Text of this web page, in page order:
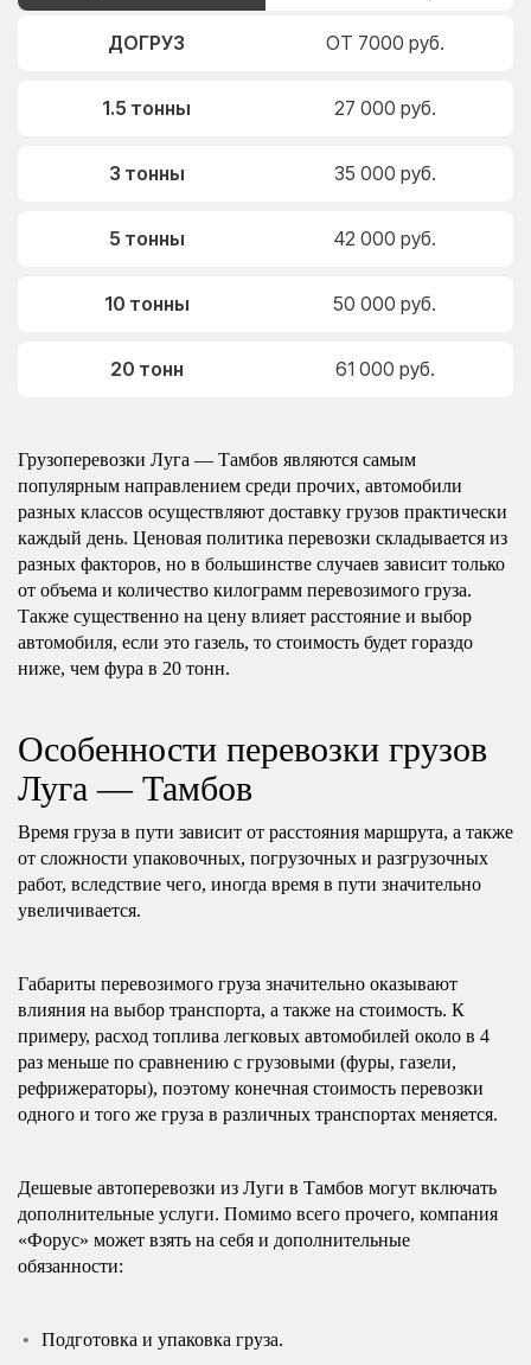
ДОГРУЗ ОТ 7000 руб.
1.5 тонны 27 000 руб.
3 тонны 35 000 руб.
5 тонны 42 000 руб.
10 тонны 50 000 руб.
20 тонн 61 000 руб.
Грузоперевозки Луга — Тамбов являются самым
популярным направлением среди прочих, автомобили
разных классов осуществляют доставку грузов практически
каждый день. Ценовая политика перевозки складывается из
разных факторов, но в большинстве случаев зависит только
от объема и количество килограмм перевозимого груза.
Также существенно на цену влияет расстояние и выбор
автомобиля, если это газель, то стоимость будет гораздо
ниже, чем фура в 20 тонн.
Особенности перевозки грузов
Луга — Тамбов
Время груза в пути зависит от расстояния маршрута, а также
от сложности упаковочных, погрузочных и разгрузочных
работ, вследствие чего, иногда время в пути значительно
увеличивается.
Габариты перевозимого груза значительно оказывают
влияния на выбор транспорта, а также на стоимость. К
примеру, расход топлива легковых автомобилей около в 4
раз меньше по сравнению с грузовыми (фуры, газели,
рефрижераторы), поэтому конечная стоимость перевозки
одного и того же груза в различных транспортах меняется.
Дешевые автоперевозки из Луги в Тамбов могут включать
дополнительные услуги. Помимо всего прочего, компания
«Форус» может взять на себя и дополнительные
обязанности:
Подготовка и упаковка груза.